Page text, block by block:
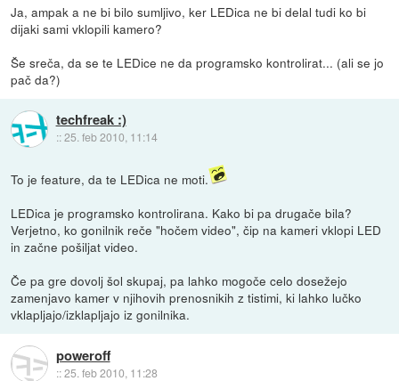
Ja, ampak a ne bi bilo sumljivo, ker LEDica ne bi delal tudi ko bi
dijaki sami vklopili kamero?
Še sreča, da se te LEDice ne da programsko kontrolirat... (ali se jo
pač da?)
techfreak :)
::25. feb 2010, 11:14
To je feature, da te LEDica ne moti.
LEDica je programsko kontrolirana. Kako bi pa drugače bila?
Verjetno, ko gonilnik reče "hočem video", čip na kameri vklopi LED
in začne pošiljat video.
Če pa gre dovolj šol skupaj, pa lahko mogoče celo dosežejo
zamenjavo kamer v njihovih prenosnikih z tistimi, ki lahko lučko
vklapljajo/izklapljajo iz gonilnika.
poweroff
::25. feb 2010, 11:28